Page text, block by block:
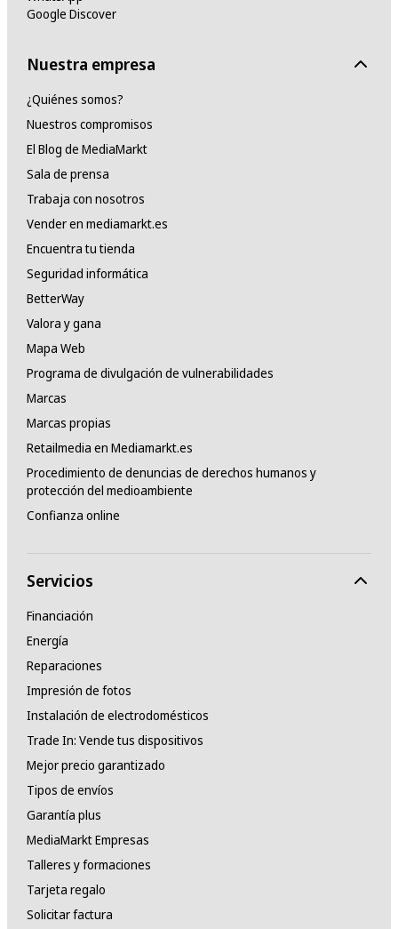
Google Discover
Nuestra empresa
¿Quiénes somos?
Nuestros compromisos
El Blog de MediaMarkt
Sala de prensa
Trabaja con nosotros
Vender en mediamarkt.es
Encuentra tu tienda
Seguridad informática
BetterWay
Valora y gana
Mapa Web
Programa de divulgación de vulnerabilidades
Marcas
Marcas propias
Retailmedia en Mediamarkt.es
Procedimiento de denuncias de derechos humanos y
protección del medioambiente
Confianza online
Servicios
Financiación
Energía
Reparaciones
Impresión de fotos
Instalación de electrodomésticos
Trade In: Vende tus dispositivos
Mejor precio garantizado
Tipos de envíos
Garantía plus
MediaMarkt Empresas
Talleres y formaciones
Tarjeta regalo
Solicitar factura